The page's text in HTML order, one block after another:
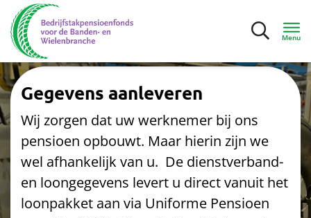
Menu
Deelnemers
Werkgevers
Mijn bedrijf
Inloggen
Gegevens aanleveren
Wij zorgen dat uw werknemer bij ons
pensioen opbouwt. Maar hierin zijn we
wel afhankelijk van u. De dienstverband-
en loongegevens levert u direct vanuit het
loonpakket aan via Uniforme Pensioen